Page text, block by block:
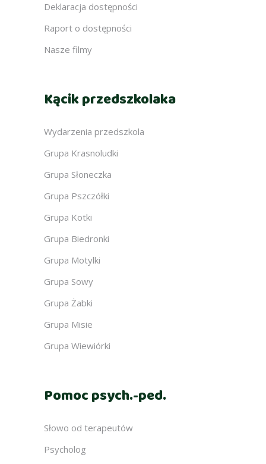
Deklaracja dostępności
Raport o dostępności
Nasze filmy
Kącik przedszkolaka
Wydarzenia przedszkola
Grupa Krasnoludki
Grupa Słoneczka
Grupa Pszczółki
Grupa Kotki
Grupa Biedronki
Grupa Motylki
Grupa Sowy
Grupa Żabki
Grupa Misie
Grupa Wiewiórki
Pomoc psych.-ped.
Słowo od terapeutów
Psycholog